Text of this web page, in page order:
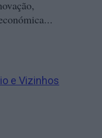
e Vizinhos